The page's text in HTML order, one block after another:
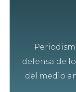
defensa de
del medio